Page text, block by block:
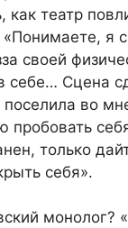
как театр
я
своей
себе… Сцена
во
пробовать
только
себя».
монолог?